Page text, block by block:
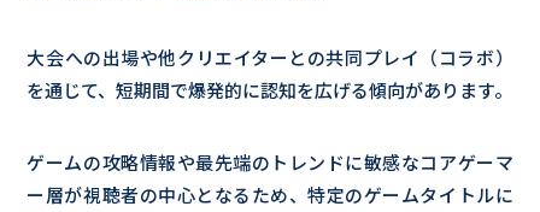
大会への出場や他クリエイターとの共同プレイ（コラボ）
を通じて、短期間で爆発的に認知を広げる傾向があります。
ゲームの攻略情報や最先端のトレンドに敏感なコアゲーマ
ー層が視聴者の中心となるため、特定のゲームタイトルに